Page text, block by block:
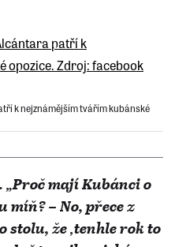
k nejznámějším tvářím kubánské
mají Kubánci o
míň? – No, přece z
stolu, že ‚tenhle rok to